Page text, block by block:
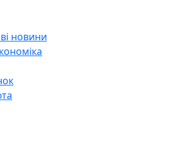
новини